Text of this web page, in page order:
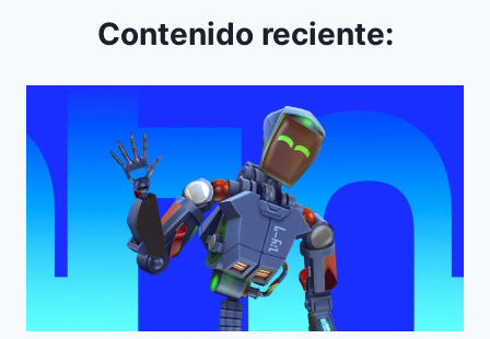
Contenido reciente: